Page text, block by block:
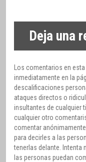
Deja una
Los comentarios en
inmediatamente en la
descalificaciones
ataques directos o
insultantes de cualquier
cualquier otro
comentar
para decirles a las
tenerlas delante. Intenta
las personas puedan